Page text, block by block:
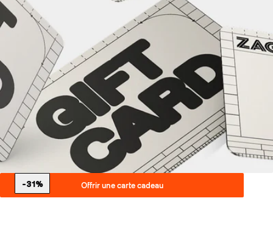
Offrir une carte cadeau
-31%